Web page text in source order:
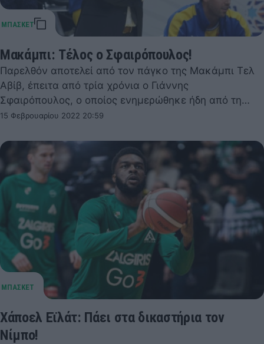
Μακάμπι: Τέλος ο Σφαιρόπουλος!
Παρελθόν αποτελεί από τον πάγκο της Μακάμπι Τελ
Αβίβ, έπειτα από τρία χρόνια ο Γιάννης
Σφαιρόπουλος, ο οποίος ενημερώθηκε ήδη από τη…
15 Φεβρουαρίου 2022 20:59
Χάποελ Εϊλάτ: Πάει στα δικαστήρια τον
Νίμπο!